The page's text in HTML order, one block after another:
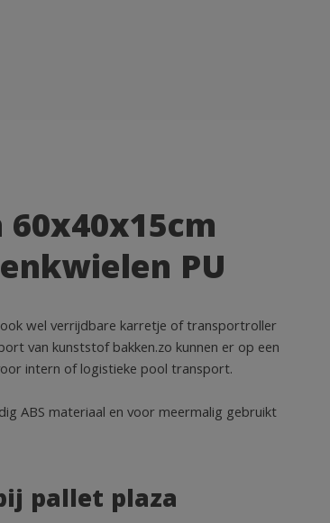
PU
wel verrijdbare karretje of transportroller
van kunststof bakken.zo kunnen er op een
intern of logistieke pool transport.
ABS materiaal en voor meermalig gebruikt
pallet plaza